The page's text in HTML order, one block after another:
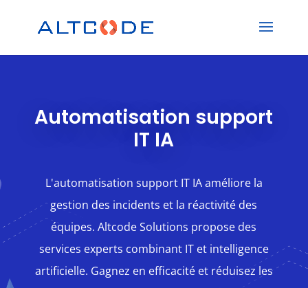
Automatisation support
IT IA
L'automatisation support IT IA améliore la
gestion des incidents et la réactivité des
équipes. Altcode Solutions propose des
services experts combinant IT et intelligence
artificielle. Gagnez en efficacité et réduisez les